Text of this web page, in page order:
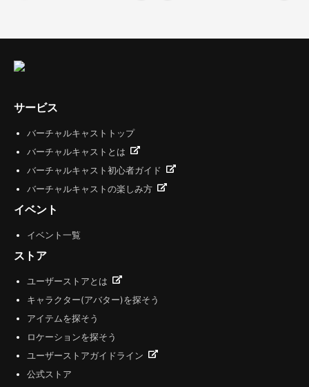
サービス
バーチャルキャストトップ
バーチャルキャストとは
バーチャルキャスト初心者ガイド
バーチャルキャストの楽しみ方
イベント
イベント一覧
ストア
ユーザーストアとは
キャラクター(アバター)を探そう
アイテムを探そう
ロケーションを探そう
ユーザーストアガイドライン
公式ストア